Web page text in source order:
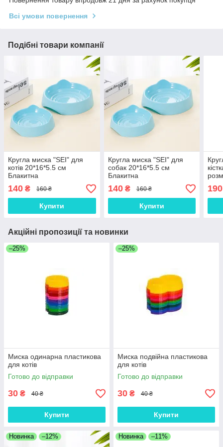
Всі умови повернення
Подібні товари компанії
Кругла миска "SEI" для
котів 20*16*5.5 см
Блакитна
140 ₴ 160 ₴
Купити
Кругла миска "SEI" для
собак 20*16*5.5 см
Блакитна
140₴ 160 ₴
Купити
190
Акційні пропозиції та новинки
–25%
Миска одинарна пластикова
для котів
Готово до відправки
30 ₴ 40 ₴
Купити
–25%
Миска подвійна пластикова
для котів
Готово до відправки
30 ₴ 40 ₴
Купити
Новинка –12% Новинка –11%